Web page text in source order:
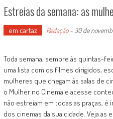
Estreias da semana: as
em cartaz Redação- 30 de
Toda semana, sempre às quintas-
uma lista com os filmes dirigidos,
mulheres que chegam às salas de
o Mulher no Cinema e acesse
não estreiam em todas as praças,
dos cinemas da sua cidade. Veja